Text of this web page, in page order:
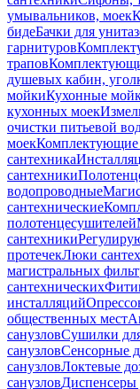
умывальников, моек
бидеБачки для
гарнитуров
трапов
душевых кабин,
мойкиКухонные
кухонных моек
очистки питьевой
моекКомплектующие
сантехника
сантехники
водопроводные
сантехнические
полотенцесушителей
сантехники
протечекЛюки
магистральных
сантехнических
инсталляций
общественных мест
санузловСушилки
санузловСенсорные
санузловЛоктевые
санузловДиспенсеры